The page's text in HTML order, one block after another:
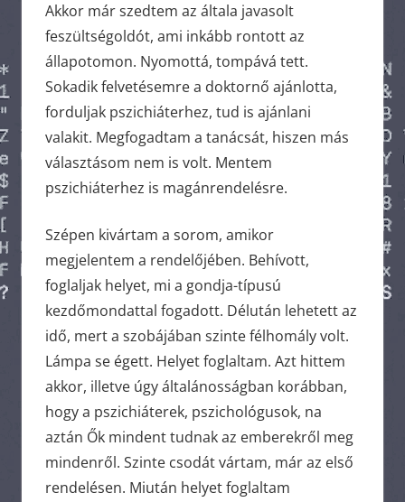
Akkor már szedtem az általa javasolt
feszültségoldót, ami inkább rontott az
állapotomon. Nyomottá, tompává tett.
Sokadik felvetésemre a doktornő ajánlotta,
forduljak pszichiáterhez, tud is ajánlani
valakit. Megfogadtam a tanácsát, hiszen más
választásom nem is volt. Mentem
pszichiáterhez is magánrendelésre.
Szépen kivártam a sorom, amikor
megjelentem a rendelőjében. Behívott,
foglaljak helyet, mi a gondja-típusú
kezdőmondattal fogadott. Délután lehetett az
idő, mert a szobájában szinte félhomály volt.
Lámpa se égett. Helyet foglaltam. Azt hittem
akkor, illetve úgy általánosságban korábban,
hogy a pszichiáterek, pszichológusok, na
aztán Ők mindent tudnak az emberekről meg
mindenről. Szinte csodát vártam, már az első
rendelésen. Miután helyet foglaltam